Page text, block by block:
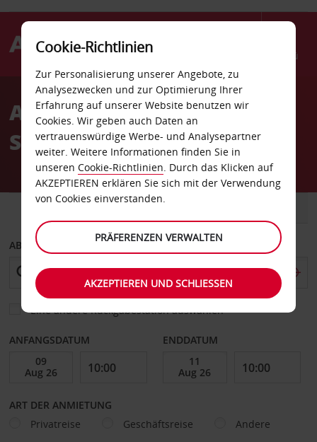
Menü
AvisAutovermietung Potenza
Stadt
ABHOLEN VON
Eine andere Rückgabestation auswählen
ANFANGSDATUM ENDDATUM
ART DER ANMIETUNG
Privatreise
Geschäftsreise Andere
Cookie-Richtlinien
Zur Personalisierung unserer Angebote, zu
Analysezwecken und zur Optimierung Ihrer
Erfahrung auf unserer Website benutzen wir
Cookies. Wir geben auch Daten an
vertrauenswürdige Werbe- und Analysepartner
weiter. Weitere Informationen finden Sie in
unseren Cookie-Richtlinien. Durch das Klicken auf
AKZEPTIEREN erklären Sie sich mit der Verwendung
von Cookies einverstanden.
PRÄFERENZEN VERWALTEN
AKZEPTIEREN UND SCHLIESSEN